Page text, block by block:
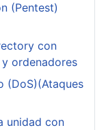
(Pentest)
con
ordenadores
(DoS)(Ataques
unidad con